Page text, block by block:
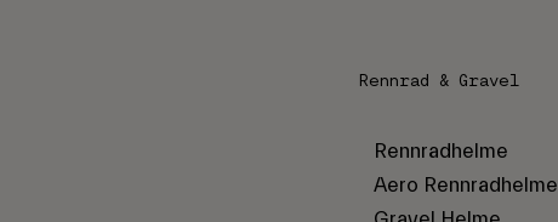
Rennrad & Gravel
Rennradhelme
Aero Rennradhelme